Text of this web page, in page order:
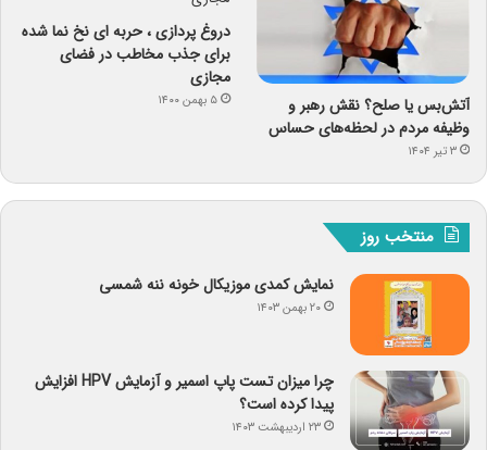
آتش‌بس یا صلح؟ نقش رهبر و
وظیفه مردم در لحظه‌های حساس
۳ تیر ۱۴۰۴
دروغ پردازی ، حربه ای نخ نما شده
برای جذب مخاطب در فضای
مجازی
۵ بهمن ۱۴۰۰
منتخب روز
نمایش کمدی موزیکال خونه ننه شمسی
۲۰ بهمن ۱۴۰۳
چرا میزان تست پاپ اسمیر و آزمایش HPV افزایش
پیدا کرده است؟
۲۳ اردیبهشت ۱۴۰۳